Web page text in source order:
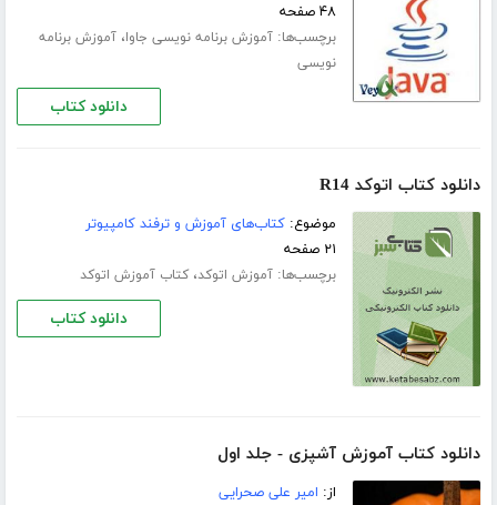
۴۸ صفحه
برچسب‌ها:آموزش برنامه نویسی جاوا،آموزش برنامه
نویسی
دانلود کتاب
دانلود کتاب اتوکد R14
موضوع:کتاب‌های آموزش و ترفند کامپیوتر
۲۱ صفحه
برچسب‌ها:آموزش اتوکد،کتاب آموزش اتوکد
دانلود کتاب
دانلود کتاب آموزش آشپزی - جلد اول
از: امیر علی صحرایی